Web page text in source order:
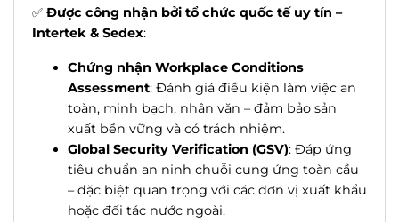
✅ Được công nhận bởi tổ chức quốc tế uy tín –
Intertek & Sedex:
Chứng nhận Workplace Conditions
Assessment: Đánh giá điều kiện làm việc an
toàn, minh bạch, nhân văn – đảm bảo sản
xuất bền vững và có trách nhiệm.
Global Security Verification (GSV): Đáp ứng
tiêu chuẩn an ninh chuỗi cung ứng toàn cầu
– đặc biệt quan trọng với các đơn vị xuất khẩu
hoặc đối tác nước ngoài.